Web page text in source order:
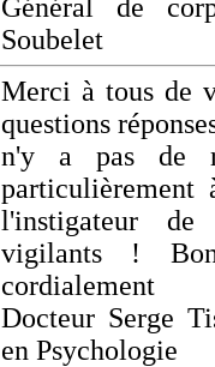
Général de
Soubelet
Merci à tous de
questions
n'y a pas de
l'instigateur de
vigilants !
cordialement
Docteur Serge
en Psychologie